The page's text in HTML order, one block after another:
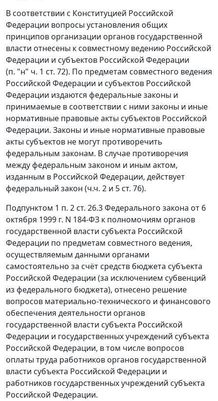
В соответствии с Конституцией Российской
Федерации вопросы установления общих
принципов организации органов государственной
власти отнесены к совместному ведению Российской
Федерации и субъектов Российской Федерации
(п. "н" ч. 1 ст. 72). По предметам совместного ведения
Российской Федерации и субъектов Российской
Федерации издаются федеральные законы и
принимаемые в соответствии с ними законы и иные
нормативные правовые акты субъектов Российской
Федерации. Законы и иные нормативные правовые
акты субъектов не могут противоречить
федеральным законам. В случае противоречия
между федеральным законом и иным актом,
изданным в Российской Федерации, действует
федеральный закон (ч.ч. 2 и 5 ст. 76).
Подпунктом 1 п. 2 ст. 26.3Федерального закона от 6
октября 1999 г. N 184-ФЗ к полномочиям органов
государственной власти субъекта Российской
Федерации по предметам совместного ведения,
осуществляемым данными органами
самостоятельно за счёт средств бюджета субъекта
Российской Федерации (за исключением субвенций
из федерального бюджета), отнесено решение
вопросов материально-технического и финансового
обеспечения деятельности органов
государственной власти субъекта Российской
Федерации и государственных учреждений субъекта
Российской Федерации, в том числе вопросов
оплаты труда работников органов государственной
власти субъекта Российской Федерации и
работников государственных учреждений субъекта
Российской Федерации.